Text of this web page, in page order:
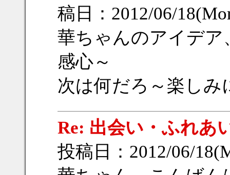
稿日：2012/06/
華ちゃんのアイデ
感心～
次は何だろ～楽し
Re: 出会い・ふれあ
投稿日：2012/06/